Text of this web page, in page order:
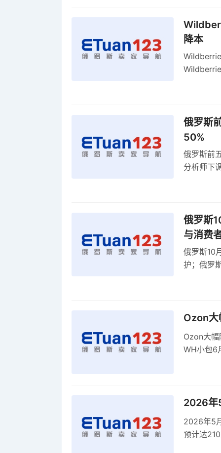
降本
俄罗斯
50%
俄罗斯前
分析师下
俄罗斯
与消费
俄罗斯10
护；俄罗
Ozon大
Ozon大
WH小包6
2026年
2026年5
预计达